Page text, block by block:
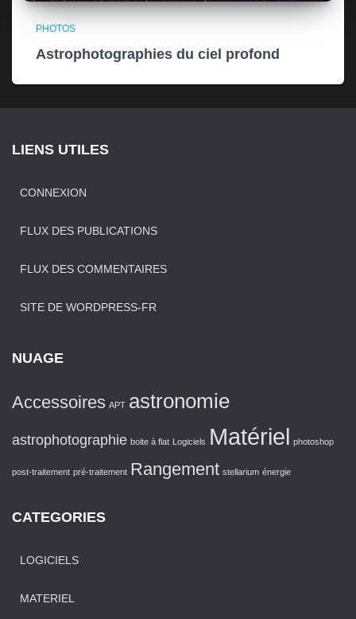
PHOTOS
Astrophotographies du ciel profond
LIENS UTILES
CONNEXION
FLUX DES PUBLICATIONS
FLUX DES COMMENTAIRES
SITE DE WORDPRESS-FR
NUAGE
Accessoires APT astronomie
astrophotographie boite à flat Logiciels Matériel photoshop
post-traitement pré-traitement Rangement stellarium énergie
CATEGORIES
LOGICIELS
MATERIEL